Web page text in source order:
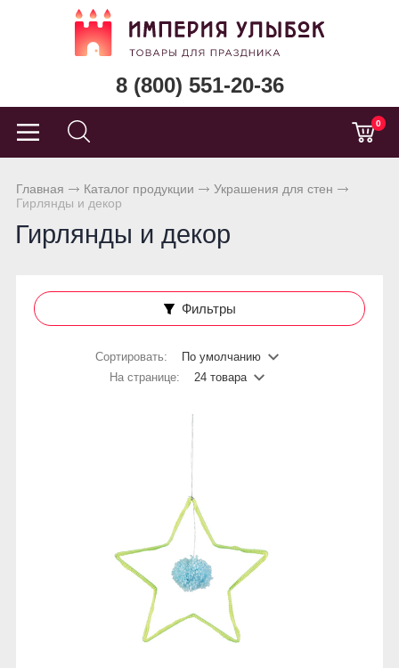
8 (800) 551-20-36
0
Главная Каталог продукции
Украшения для стен
Гирлянды и декор
Гирлянды и декор
Фильтры
Сортировать:
По умолчанию
На странице:
24 товара